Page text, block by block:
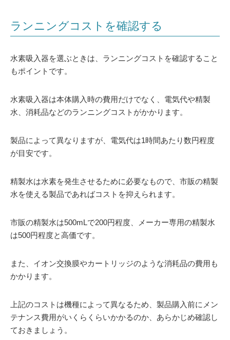
ランニングコストを確認する
水素吸入器を選ぶときは、ランニングコストを確認すること
もポイントです。
水素吸入器は本体購入時の費用だけでなく、電気代や精製
水、消耗品などのランニングコストがかかります。
製品によって異なりますが、電気代は1時間あたり数円程度
が目安です。
精製水は水素を発生させるために必要なもので、市販の精製
水を使える製品であればコストを抑えられます。
市販の精製水は500mLで200円程度、メーカー専用の精製水
は500円程度と高価です。
また、イオン交換膜やカートリッジのような消耗品の費用も
かかります。
上記のコストは機種によって異なるため、製品購入前にメン
テナンス費用がいくらくらいかかるのか、あらかじめ確認し
ておきましょう。